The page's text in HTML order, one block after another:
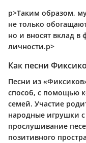
p>Таким образом,
не только
но и вносят вклад
личности.p>
Как песни
Песни из
способ, с помощью
семей. Участие
народные игрушки
прослушивание
позитивного